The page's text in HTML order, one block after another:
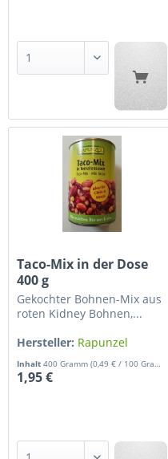
Taco-Mix in der Dose
400 g
Gekochter Bohnen-Mix aus
roten Kidney Bohnen,...
Hersteller: Rapunzel
Inhalt400 Gramm(0,49 € / 100 Gramm)
1,95 €